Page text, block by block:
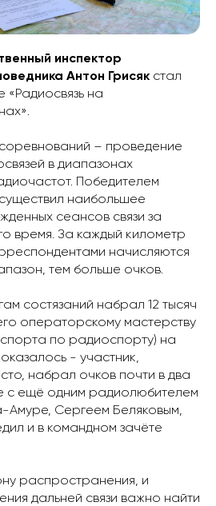
инспектор
Антон Грисяк стал
«Радиосвязь на
– проведение
в диапазонах
Победителем
наибольшее
сеансов связи за
время. За каждый километр
начисляются
тем больше очков.
состязаний набрал 12 тысяч
операторскому мастерству
по радиоспорту) на
- участник,
набрал очков почти в два
с ещё одним радиолюбителем
Амуре, Сергеем Беляковым,
и в командном зачёте
распространения, и
дальней связи важно найти